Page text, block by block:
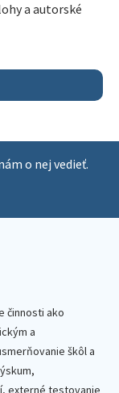
a autorské
o nej vedieť.
činnosti ako
a
škôl a
externé testovanie